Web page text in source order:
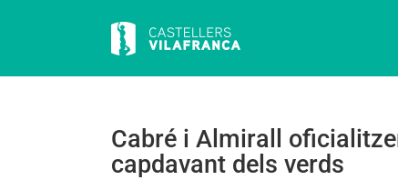
Cabré i Almirall
capdavant dels verds